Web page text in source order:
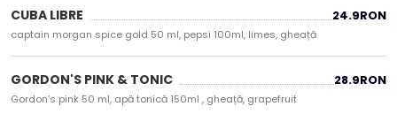
CUBA LIBRE 24.9RON
captain morgan spice gold 50 ml, pepsi 100ml, limes, gheață
GORDON'S PINK & TONIC 28.9RON
Gordon’s pink 50 ml, apă tonică 150ml , gheață, grapefruit